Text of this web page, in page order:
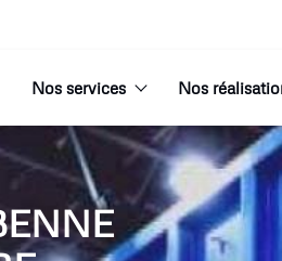
Nos services Nos